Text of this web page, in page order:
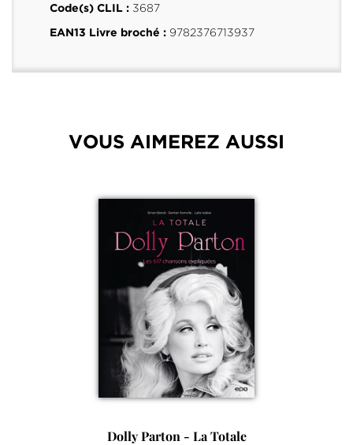
Code(s) CLIL :3687
EAN13 Livre broché :9782376713937
VOUS AIMEREZ AUSSI
Dolly Parton - La Totale